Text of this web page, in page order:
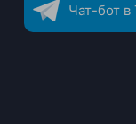
Чат-бот в